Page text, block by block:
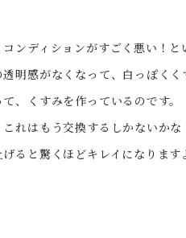
ンディションがすごく悪い！
明感がなくなって、白っぽくく
、くすみを作っているのです。
れはもう交換するしかないか
ると驚くほどキレイになります